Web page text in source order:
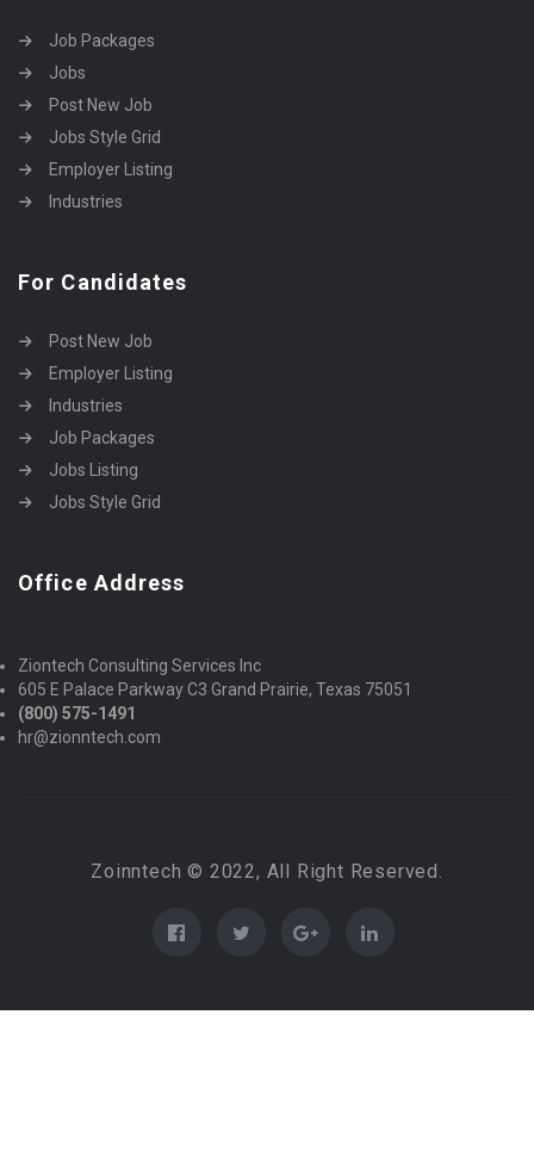
Job Packages
Jobs
Post New Job
Jobs Style Grid
Employer Listing
Industries
For Candidates
Post New Job
Employer Listing
Industries
Job Packages
Jobs Listing
Jobs Style Grid
Office Address
Ziontech Consulting Services Inc
605 E Palace Parkway C3 Grand Prairie, Texas 75051
(800) 575-1491
hr@zionntech.com
Zoinntech © 2022, All Right Reserved.